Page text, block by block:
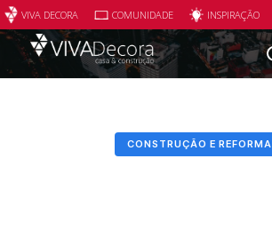
VIVA DECORA COMUNIDADE INSPIRAÇÃO
CONSTRUÇÃO E REFORMA